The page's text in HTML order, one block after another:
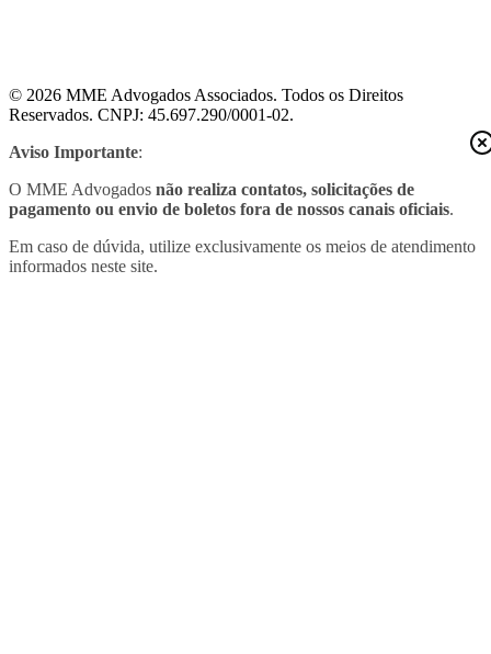
© 2026 MME Advogados Associados. Todos os Direitos
Reservados. CNPJ: 45.697.290/0001-02.
Aviso Importante:
O MME Advogados não realiza contatos, solicitações de
pagamento ou envio de boletos fora de nossos canais oficiais.
Em caso de dúvida, utilize exclusivamente os meios de atendimento
informados neste site.